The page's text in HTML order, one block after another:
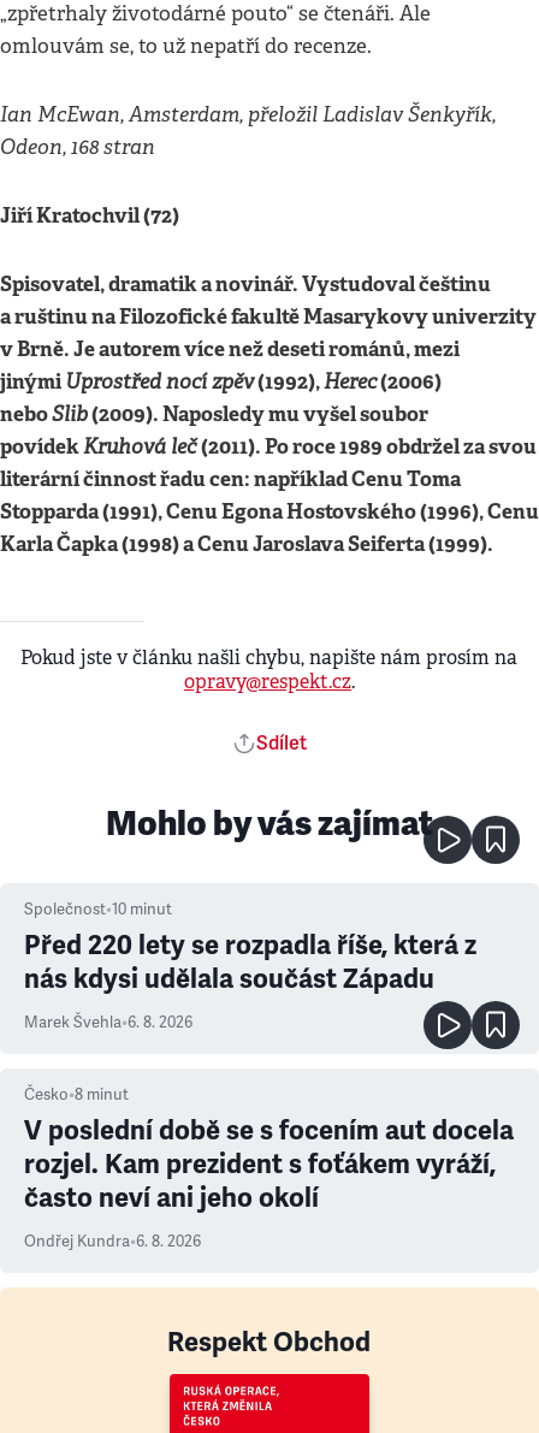
„zpřetrhaly životodárné pouto“ se čtenáři. Ale
omlouvám se, to už nepatří do recenze.
Ian McEwan, Amsterdam, přeložil Ladislav Šenkyřík,
Odeon, 168 stran
Jiří Kratochvil (72)
Spisovatel, dramatik a novinář. Vystudoval češtinu
a ruštinu na Filozofické fakultě Masarykovy univerzity
v Brně. Je autorem více než deseti románů, mezi
jinýmiUprostřed nocí zpěv(1992),Herec(2006)
neboSlib(2009). Naposledy mu vyšel soubor
povídekKruhová leč(2011). Po roce 1989 obdržel za svou
literární činnost řadu cen: například Cenu Toma
Stopparda (1991), Cenu Egona Hostovského (1996), Cenu
Karla Čapka (1998) a Cenu Jaroslava Seiferta (1999).
Pokud jste v článku našli chybu, napište nám prosím na
opravy@respekt.cz.
Sdílet
Mohlo by vás zajímat
Společnost•10 minut
Před 220 lety se rozpadla říše, která z
nás kdysi udělala součást Západu
Marek Švehla•6. 8. 2026
Česko•8 minut
V poslední době se s focením aut docela
rozjel. Kam prezident s foťákem vyráží,
často neví ani jeho okolí
Ondřej Kundra•6. 8. 2026
Respekt Obchod